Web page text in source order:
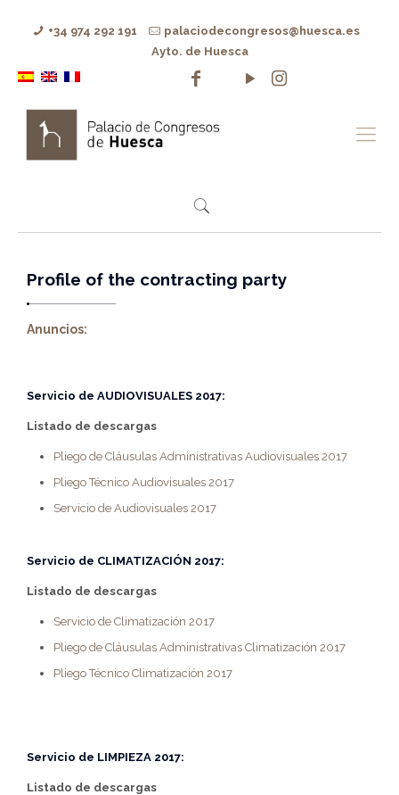
+34 974 292 191
palaciodecongresos@huesca.es
Ayto. de Huesca
Profile of the contracting party
Anuncios:
Servicio de AUDIOVISUALES 2017:
Listado de descargas
Pliego de Cláusulas Administrativas Audiovisuales 2017
Pliego Técnico Audiovisuales 2017
Servicio de Audiovisuales 2017
Servicio de CLIMATIZACIÓN 2017:
Listado de descargas
Servicio de Climatización 2017
Pliego de Cláusulas Administrativas Climatización 2017
Pliego Técnico Climatización 2017
Servicio de LIMPIEZA 2017:
Listado de descargas